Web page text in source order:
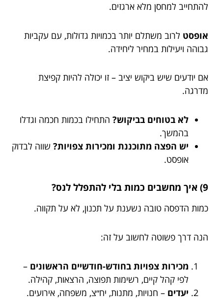
להתחייב למחסן מלא ארגזים.
אופסט לרוב משתלם יותר בכמויות גדולות, עם עקביות
גבוהה ויעילות במחיר ליחידה.
אם יודעים שיש ביקוש יציב – זו יכולה להיות קפיצת
מדרגה.
לא בטוחים בביקוש? התחילו בכמות חכמה וגדלו
בהמשך.
יש הפצה מתוכננת ומכירות צפויות? שווה לבדוק
אופסט.
9) איך מחשבים כמות בלי להתפלל לנס?
כמות הדפסה טובה נשענת על תכנון, לא על תקווה.
הנה דרך פשוטה לחשוב על זה:
מכירות צפויות בחודש-חודשיים הראשונים –
לפי קהל קיים, רשימות תפוצה, הרצאות, קהילה.
יעדים – חנויות, מתנות, יח״צ, משפחה, אירועים.